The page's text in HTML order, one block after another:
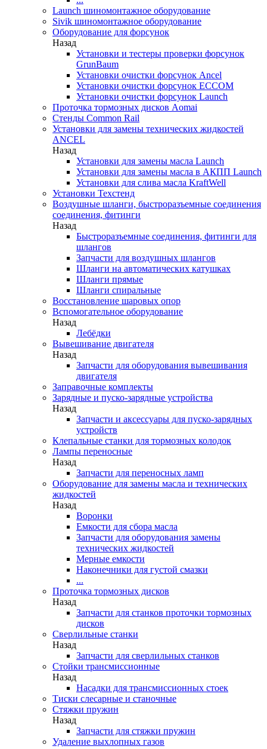
Launch шиномонтажное оборудование
Sivik шиномонтажное оборудование
Оборудование для форсунок
Назад
Установки и тестеры проверки форсунок
GrunBaum
Установки очистки форсунок Ancel
Установки очистки форсунок ECCOM
Установки очистки форсунок Launch
Проточка тормозных дисков Aomai
Стенды Common Rail
Установки для замены технических жидкостей
ANCEL
Назад
Установки для замены масла Launch
Установки для замены масла в АКПП Launch
Установки для слива масла KraftWell
Установки Техстенд
Воздушные шланги, быстроразъемные соединения
соединения, фитинги
Назад
Быстроразъемные соединения, фитинги для
шлангов
Запчасти для воздушных шлангов
Шланги на автоматических катушках
Шланги прямые
Шланги спиральные
Восстановление шаровых опор
Вспомогательное оборудование
Назад
Лебёдки
Вывешивание двигателя
Назад
Запчасти для оборудования вывешивания
двигателя
Заправочные комплекты
Зарядные и пуско-зарядные устройства
Назад
Запчасти и аксессуары для пуско-зарядных
устройств
Клепальные станки для тормозных колодок
Лампы переносные
Назад
Запчасти для переносных ламп
Оборудование для замены масла и технических
жидкостей
Назад
Воронки
Емкости для сбора масла
Запчасти для оборудования замены
технических жидкостей
Мерные емкости
Наконечники для густой смазки
...
Проточка тормозных дисков
Назад
Запчасти для станков проточки тормозных
дисков
Сверлильные станки
Назад
Запчасти для сверлильных станков
Стойки трансмиссионные
Назад
Насадки для трансмиссионных стоек
Тиски слесарные и станочные
Стяжки пружин
Назад
Запчасти для стяжки пружин
Удаление выхлопных газов